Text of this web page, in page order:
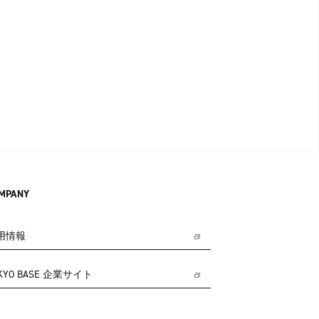
情報
BASE 企業サイト